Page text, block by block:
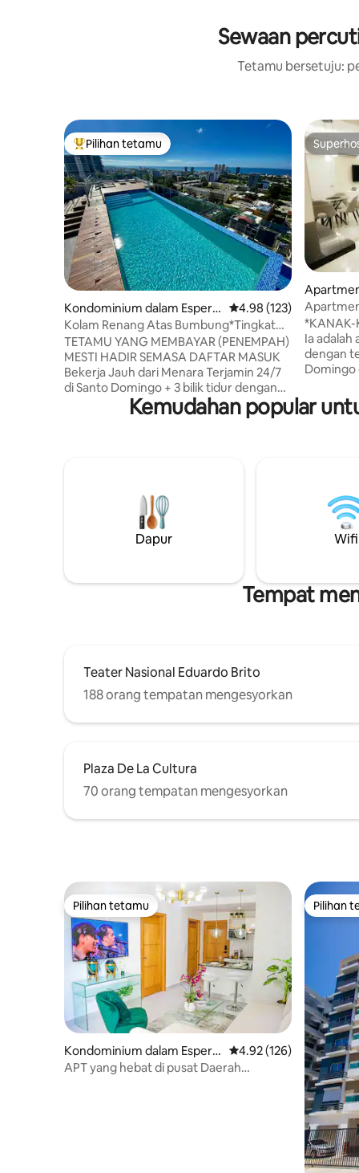
Sewaan
Tetamu bersetuju:
Pilihan utama tetamu
Pilihan tetamu
Kondominium dalam Esperill
a
Penarafan purata 4.98
4.98 (123)
Kolam Renang Atas Bumbung*Tingkat
Tinggi*WiFi Laju*Elektrik 24/7
TETAMU YANG MEMBAYAR (PENEMPAH)
MESTI HADIR SEMASA DAFTAR MASUK
Bekerja Jauh dari Menara Terjamin 24/7
di Santo Domingo + 3 bilik tidur dengan
bilik mandi, + bilik mandi separuh; tingkat
13, tenang + Internet pantas, 100Mbps+
gimnasium + Berjalan kaki ke restoran,
taman, Kuil LDS, klinik, CIPLA +
Meja/kerusi pejabat boleh laras,
monitor/papan kekunci + Keselamatan
BERPARTI/MEROKOK/Dilarang
cantik/
kereta
*KANAK-
Ia adalah
dengan
Domingo
dingin,
kereta
minit
puncak,
Kemudahan popular
Dapur Wifi
Tempat
Teater Nasional Eduardo Brito
188 orang tempatan mengesyorkan
Plaza De La Cultura
70 orang tempatan mengesyorkan
Pilihan tetamu
Pilihan tetamu
Kondominium dalam Esperill
a
Penarafan purata 4.92
4.92 (126)
APT yang hebat di pusat Daerah
Pilihan
Pilihan